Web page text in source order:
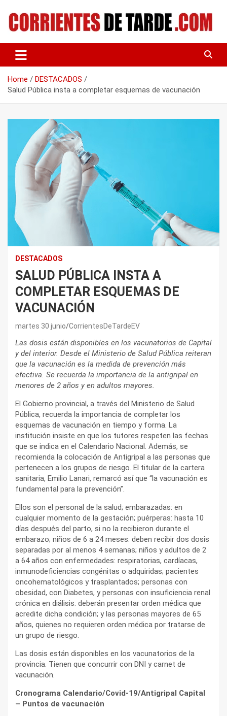
content
CORRIENTES DE TARDE
Home
DESTACADOS
Salud Pública insta a completar esquemas de vacunación
DESTACADOS
SALUD PÚBLICA INSTA A
COMPLETAR ESQUEMAS DE
VACUNACIÓN
martes 30 junio CorrientesDeTardeEV
Las dosis están disponibles en los vacunatorios de Capital
y del interior. Desde el Ministerio de Salud Pública reiteran
que la vacunación es la medida de prevención más
efectiva. Se recuerda la importancia de la antigripal en
menores de 2 años y en adultos mayores.
El Gobierno provincial, a través del Ministerio de Salud
Pública, recuerda la importancia de completar los
esquemas de vacunación en tiempo y forma. La
institución insiste en que los tutores respeten las fechas
que se indica en el Calendario Nacional. Además, se
recomienda la colocación de Antigripal a las personas que
pertenecen a los grupos de riesgo. El titular de la cartera
sanitaria, Emilio Lanari, remarcó así que “la vacunación es
fundamental para la prevención”.
Ellos son el personal de la salud; embarazadas: en
cualquier momento de la gestación; puérperas: hasta 10
días después del parto, si no la recibieron durante el
embarazo; niños de 6 a 24 meses: deben recibir dos dosis
separadas por al menos 4 semanas; niños y adultos de 2
a 64 años con enfermedades: respiratorias, cardíacas,
inmunodeficiencias congénitas o adquiridas; pacientes
oncohematológicos y trasplantados; personas con
obesidad, con Diabetes, y personas con insuficiencia renal
crónica en diálisis: deberán presentar orden médica que
acredite dicha condición; y las personas mayores de 65
años, quienes no requieren orden médica por tratarse de
un grupo de riesgo.
Las dosis están disponibles en los vacunatorios de la
provincia. Tienen que concurrir con DNI y carnet de
vacunación.
Cronograma Calendario/Covid-19/Antigripal Capital
– Puntos de vacunación